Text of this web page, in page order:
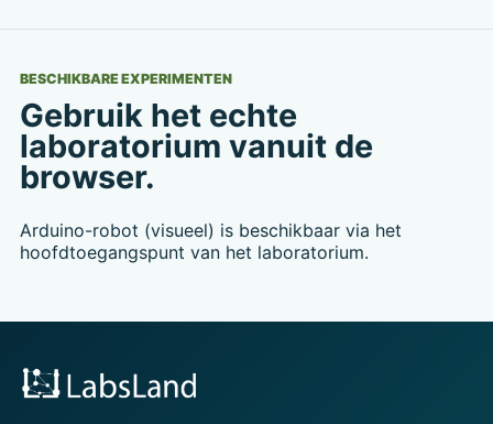
BESCHIKBARE EXPERIMENTEN
Gebruik het echte
laboratorium vanuit de
browser.
Arduino-robot (visueel) is beschikbaar via het
hoofdtoegangspunt van het laboratorium.